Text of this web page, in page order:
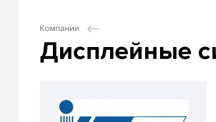
Компании
Дисплейные